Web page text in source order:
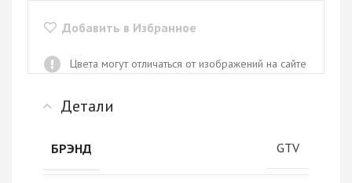
Добавить в Избранное
Цвета могут отличаться от изображений на сайте
Детали
БРЭНД GTV